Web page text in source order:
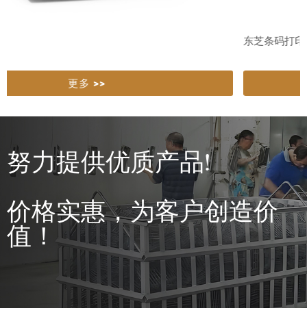
努力提供优质产品!
价格实惠，为客户创造价
值！